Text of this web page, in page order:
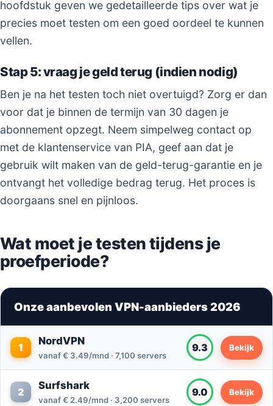
hoofdstuk geven we gedetailleerde tips over wat je
precies moet testen om een goed oordeel te kunnen
vellen.
Stap 5: vraag je geld terug (indien nodig)
Ben je na het testen toch niet overtuigd? Zorg er dan
voor dat je binnen de termijn van 30 dagen je
abonnement opzegt. Neem simpelweg contact op
met de klantenservice van PIA, geef aan dat je
gebruik wilt maken van de geld-terug-garantie en je
ontvangt het volledige bedrag terug. Het proces is
doorgaans snel en pijnloos.
Wat moet je testen tijdens je
proefperiode?
Onze aanbevolen VPN-aanbieders 2026
1
NordVPN
vanaf € 3.49/mnd · 7,100 servers
9.3 Bekijk
2
Surfshark
vanaf € 2.49/mnd · 3,200 servers
9.0 Bekijk